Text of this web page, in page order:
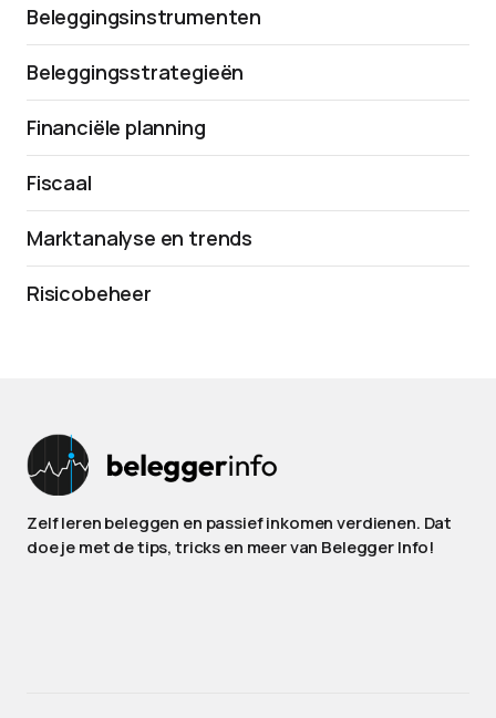
Beleggingsinstrumenten
Beleggingsstrategieën
Financiële planning
Fiscaal
Marktanalyse en trends
Risicobeheer
Zelf leren beleggen en passief inkomen verdienen. Dat
doe je met de tips, tricks en meer van Belegger Info!